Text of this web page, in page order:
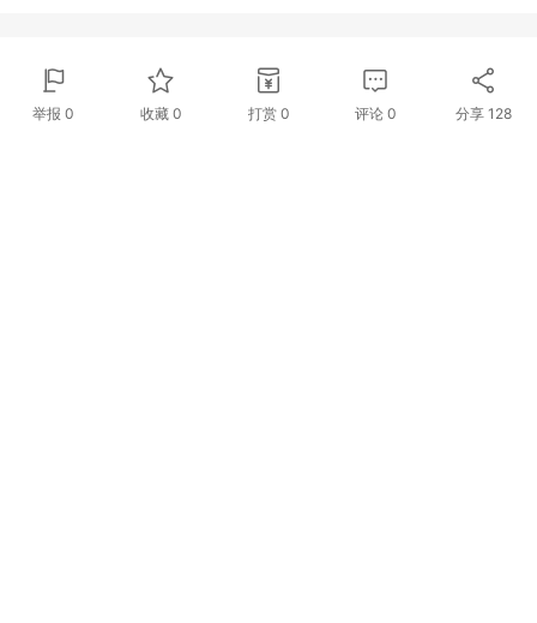
举报 0 收藏 0 打赏 0 评论0 分享 128